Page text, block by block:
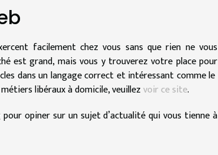
facilement chez vous sans que rien ne vous
est grand, mais vous y trouverez votre place pour
dans un langage correct et intéressant comme le
libéraux à domicile, veuillezvoir ce site.
opiner sur un sujet d’actualité qui vous tienne à